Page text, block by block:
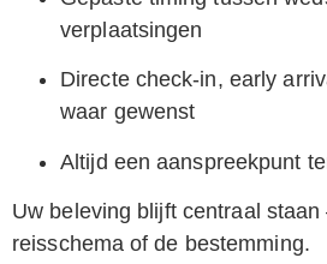
verplaatsingen
Directe check-in, early
waar gewenst
Altijd een aanspreekpunt
Uw beleving blijft centraal
reisschema of de bestemming.